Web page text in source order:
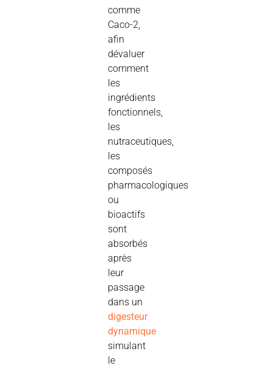
comme
Caco-2,
afin
dévaluer
comment
les
ingrédients
fonctionnels,
les
nutraceutiques,
les
composés
pharmacologiques
ou
bioactifs
sont
absorbés
après
leur
passage
dans un
digesteur
dynamique
simulant
le